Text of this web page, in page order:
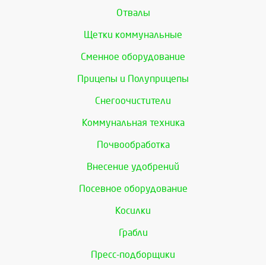
Отвалы
Щетки коммунальные
Сменное оборудование
Прицепы и Полуприцепы
Снегоочистители
Коммунальная техника
Почвообработка
Внесение удобрений
Посевное оборудование
Косилки
Грабли
Пресс-подборщики